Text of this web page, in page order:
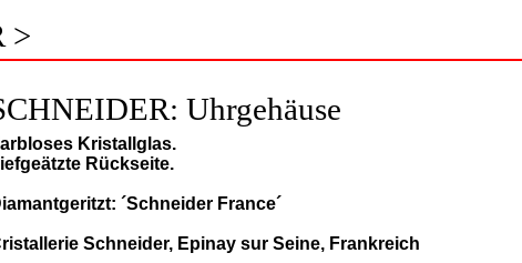
>
Uhrgehäuse
Kristallglas.
Rückseite.
´Schneider France´
Schneider, Epinay sur Seine, Frankreich